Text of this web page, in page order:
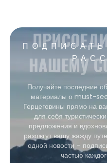
НАШЕМУ
Получайте последние
материалы о must-
Герцеговины прямо на
для себя
предложения и
разожгут вашу жажду
одной новости –
частью